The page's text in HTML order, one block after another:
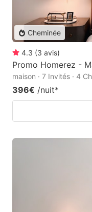
Cheminée
4.3 (3 avis)
Promo Homerez -
maison · 7 Invités · 4
396€ /nuit*